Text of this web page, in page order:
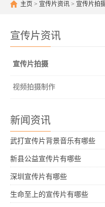
主页 > 宣传片资讯 > 宣传片拍
宣传片资讯
宣传片拍摄
视频拍摄制作
新闻资讯
武打宣传片背景音乐有哪些
新县公益宣传片有哪些
深圳宣传片有哪些
生命至上的宣传片有哪些